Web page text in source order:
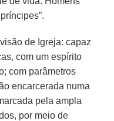
de Igreja: capaz
com um espírito
com parâmetros
encarcerada numa
pela ampla
por meio de